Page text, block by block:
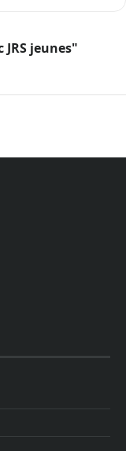
jeunes"